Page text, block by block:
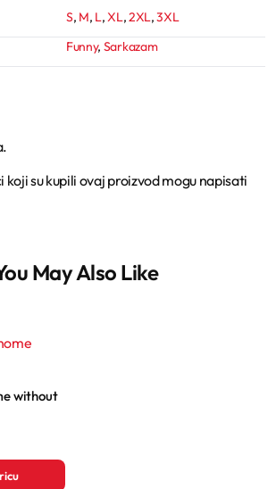
S, M, L,XL,2XL,3XL
Funny, Sarkazam
koji su kupili ovaj proizvod mogu napisati
May Also Like
without